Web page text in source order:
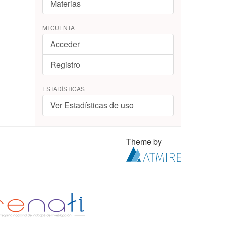
Materias
MI CUENTA
Acceder
Registro
ESTADÍSTICAS
Ver Estadísticas de uso
Theme by